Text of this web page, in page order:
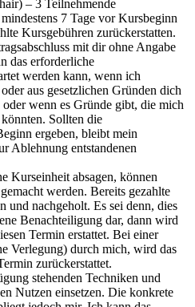
– 3 Teilnehmende
7 Tage vor Kursbeginn
Kursgebühren zurückerstatten.
mit dir ohne Angabe
das erforderliche
werden kann, wenn ich
aus gesetzlichen Gründen dich
wenn es Gründe gibt, die mich
Sollten die
ergeben, bleibt mein
Ablehnung entstandenen
Kurseinheit absagen, können
werden. Bereits gezahlte
und nachgeholt. Es sei denn, dies
Benachteiligung dar, dann wird
Termin erstattet. Bei einer
Verlegung) durch mich, wird das
zurückerstattet.
stehenden Techniken und
Nutzen einsetzen. Die konkrete